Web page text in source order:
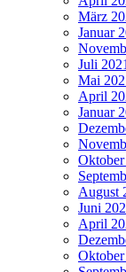
März
Januar
Juli 2021
Mai
April
Januar
August
Juni
April